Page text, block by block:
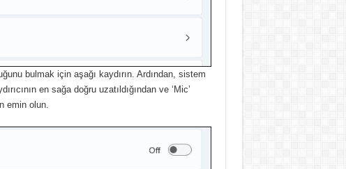
bulmak için aşağı kaydırın. Ardından, sistem
en sağa doğru uzatıldığından ve ‘Mic’
emin olun.